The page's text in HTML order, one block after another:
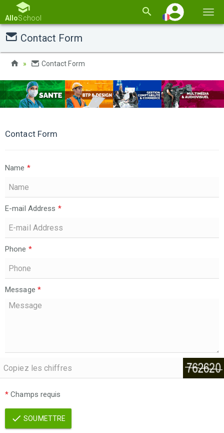
la
AlloSchool
Contact Form
Contact Form
Contact Form
Name *
E-mail Address *
Phone *
Message *
* Champs requis
SOUMETTRE